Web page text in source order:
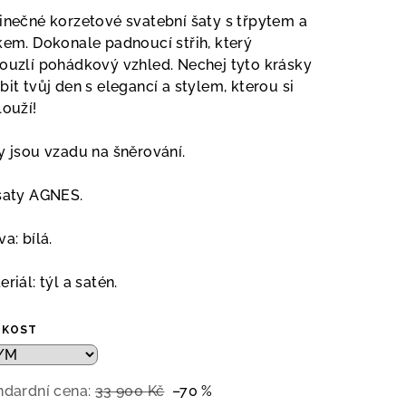
korzetové svatební šaty s třpytem a
Dokonale padnoucí střih, který
pohádkový vzhled. Nechej tyto krásky
tvůj den s elegancí a stylem, kterou si
jsou vzadu na šněrování.
AGNES.
bílá.
týl a satén.
cena: 33 900 Kč –70 %